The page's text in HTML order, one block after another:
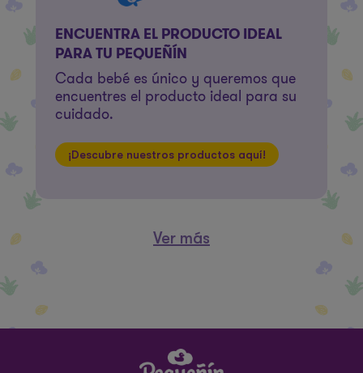
ENCUENTRA EL PRODUCTO IDEAL
PARA TU PEQUEÑÍN
Cada bebé es único y queremos que
encuentres el producto ideal para su
cuidado.
¡Descubre nuestros productos aquí!
Ver más